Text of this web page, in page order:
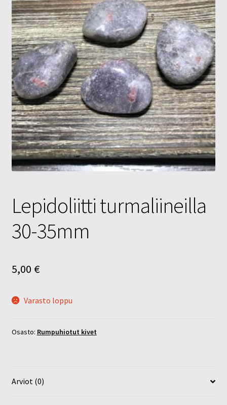
Tietosuojaseloste
Tuotteet
Yritysinfo
Lepidoliitti turmaliineilla
30-35mm
5,00 €
Varasto loppu
Osasto: Rumpuhiotut kivet
Arviot (0)